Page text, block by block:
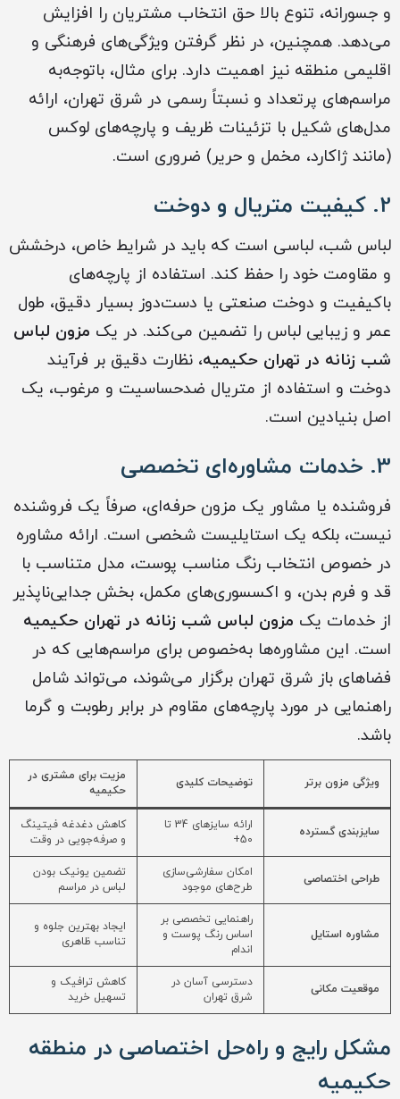
و جسورانه، تنوع بالا حق انتخاب مشتریان را افزایش
می‌دهد. همچنین، در نظر گرفتن ویژگی‌های فرهنگی و
اقلیمی منطقه نیز اهمیت دارد. برای مثال، باتوجه‌به
مراسم‌های پرتعداد و نسبتاً رسمی در شرق تهران، ارائه
مدل‌های شکیل با تزئینات ظریف و پارچه‌های لوکس
(مانند ژاکارد، مخمل و حریر) ضروری است.
2. کیفیت متریال و دوخت
لباس شب، لباسی است که باید در شرایط خاص، درخشش
و مقاومت خود را حفظ کند. استفاده از پارچه‌های
باکیفیت و دوخت صنعتی یا دست‌دوز بسیار دقیق، طول
عمر و زیبایی لباس را تضمین می‌کند. در یک مزون لباس
شب زنانه در تهران حکیمیه، نظارت دقیق بر فرآیند
دوخت و استفاده از متریال ضدحساسیت و مرغوب، یک
اصل بنیادین است.
3. خدمات مشاوره‌ای تخصصی
فروشنده یا مشاور یک مزون حرفه‌ای، صرفاً یک فروشنده
نیست، بلکه یک استایلیست شخصی است. ارائه مشاوره
در خصوص انتخاب رنگ مناسب پوست، مدل متناسب با
قد و فرم بدن، و اکسسوری‌های مکمل، بخش جدایی‌ناپذیر
از خدمات یک مزون لباس شب زنانه در تهران حکیمیه
است. این مشاوره‌ها به‌خصوص برای مراسم‌هایی که در
فضاهای باز شرق تهران برگزار می‌شوند، می‌تواند شامل
راهنمایی در مورد پارچه‌های مقاوم در برابر رطوبت و گرما
باشد.
ویژگی مزون برتر توضیحات کلیدی
مزیت برای مشتری در
حکیمیه
سایزبندی گسترده
ارائه سایزهای 34 تا
50+
کاهش دغدغه فیتینگ
و صرفه‌جویی در وقت
طراحی اختصاصی
امکان سفارشی‌سازی
طرح‌های موجود
تضمین یونیک بودن
لباس در مراسم
مشاوره استایل
راهنمایی تخصصی بر
اساس رنگ پوست و
اندام
ایجاد بهترین جلوه و
تناسب ظاهری
موقعیت مکانی
دسترسی آسان در
شرق تهران
کاهش ترافیک و
تسهیل خرید
مشکل رایج و راه‌حل اختصاصی در منطقه
حکیمیه